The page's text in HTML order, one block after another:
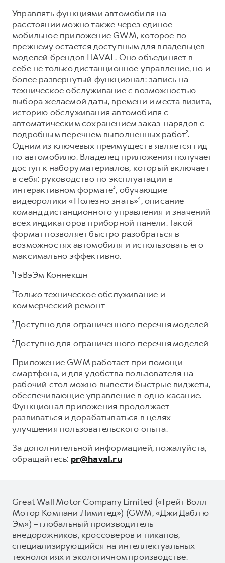
Управлять функциями автомобиля на
расстоянии можно также через единое
мобильное приложение GWM, которое по-
прежнему остается доступным для владельцев
моделей брендов HAVAL. Оно объединяет в
себе не только дистанционное управление, но и
более развернутый функционал: запись на
техническое обслуживание с возможностью
выбора желаемой даты, времени и места визита,
историю обслуживания автомобиля с
автоматическим сохранением заказ-нарядов с
подробным перечнем выполненных работ².
Одним из ключевых преимуществ является гид
по автомобилю. Владелец приложения получает
доступ к набору материалов, который включает
в себя: руководство по эксплуатации в
интерактивном формате³, обучающие
видеоролики «Полезно знать»⁴, описание
команд дистанционного управления и значений
всех индикаторов приборной панели. Такой
формат позволяет быстро разобраться в
возможностях автомобиля и использовать его
максимально эффективно.
¹ГэВэЭм Коннекшн
²Только техническое обслуживание и
коммерческий ремонт
³Доступно для ограниченного перечня моделей
⁴Доступно для ограниченного перечня моделей
Приложение GWM работает при помощи
смартфона, и для удобства пользователя на
рабочий стол можно вывести быстрые виджеты,
обеспечивающие управление в одно касание.
Функционал приложения продолжает
развиваться и дорабатываться в целях
улучшения пользовательского опыта.
За дополнительной информацией, пожалуйста,
обращайтесь: pr@haval.ru
Great Wall Motor Company Limited («Грейт Волл
Мотор Компани Лимитед») (GWM, «Джи Дабл ю
Эм») – глобальный производитель
внедорожников, кроссоверов и пикапов,
специализирующийся на интеллектуальных
технологиях и экологичном производстве.